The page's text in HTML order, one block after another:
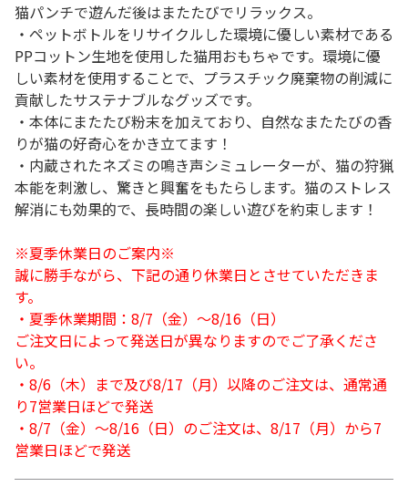
猫パンチで遊んだ後はまたたびでリラックス。
・ペットボトルをリサイクルした環境に優しい素材である
PPコットン生地を使用した猫用おもちゃです。環境に優
しい素材を使用することで、プラスチック廃棄物の削減に
貢献したサステナブルなグッズです。
・本体にまたたび粉末を加えており、自然なまたたびの香
りが猫の好奇心をかき立てます！
・内蔵されたネズミの鳴き声シミュレーターが、猫の狩猟
本能を刺激し、驚きと興奮をもたらします。猫のストレス
解消にも効果的で、長時間の楽しい遊びを約束します！
※夏季休業日のご案内※
誠に勝手ながら、下記の通り休業日とさせていただきま
す。
・夏季休業期間：8/7（金）～8/16（日）
ご注文日によって発送日が異なりますのでご了承くださ
い。
・8/6（木）まで及び8/17（月）以降のご注文は、通常通
り7営業日ほどで発送
・8/7（金）～8/16（日）のご注文は、8/17（月）から7
営業日ほどで発送